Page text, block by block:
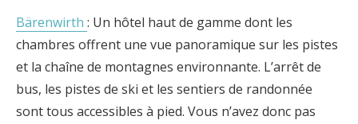
Bärenwirth : Un hôtel haut de gamme dont les
chambres offrent une vue panoramique sur les pistes
et la chaîne de montagnes environnante. L’arrêt de
bus, les pistes de ski et les sentiers de randonnée
sont tous accessibles à pied. Vous n’avez donc pas